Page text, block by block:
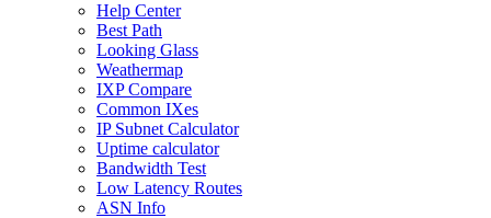
Help Center
Best Path
Looking Glass
Weathermap
IXP Compare
Common IXes
IP Subnet Calculator
Uptime calculator
Bandwidth Test
Low Latency Routes
ASN Info